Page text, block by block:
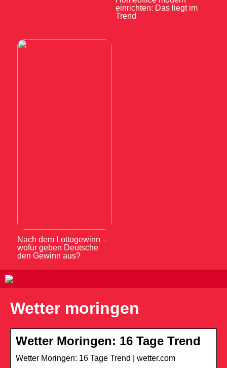
einrichten: Das liegt im
Trend
Nach dem Lottogewinn –
wofür geben Deutsche
den Gewinn aus?
Wetter moringen
Wetter Moringen: 16 Tage Trend
Wetter Moringen: 16 Tage Trend | wetter.com